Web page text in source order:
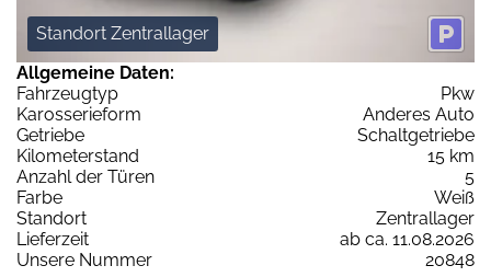
Standort Zentrallager
Allgemeine Daten:
Fahrzeugtyp
Pkw
Karosserieform
Anderes Auto
Getriebe
Schaltgetriebe
Kilometerstand
15 km
Anzahl der Türen
5
Farbe
Weiß
Standort
Zentrallager
Lieferzeit
ab ca. 11.08.2026
Unsere Nummer
20848